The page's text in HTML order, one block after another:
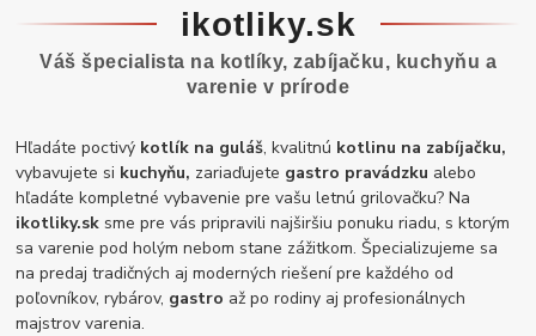
ikotliky.sk
Váš špecialista na kotlíky, zabíjačku, kuchyňu a
varenie v prírode
Hľadáte poctivý kotlík na guláš, kvalitnú kotlinu na zabíjačku,
vybavujete si kuchyňu, zariaďujete gastro pravádzku alebo
hľadáte kompletné vybavenie pre vašu letnú grilovačku? Na
ikotliky.sk sme pre vás pripravili najširšiu ponuku riadu, s ktorým
sa varenie pod holým nebom stane zážitkom. Špecializujeme sa
na predaj tradičných aj moderných riešení pre každého od
poľovníkov, rybárov, gastro až po rodiny aj profesionálnych
majstrov varenia.